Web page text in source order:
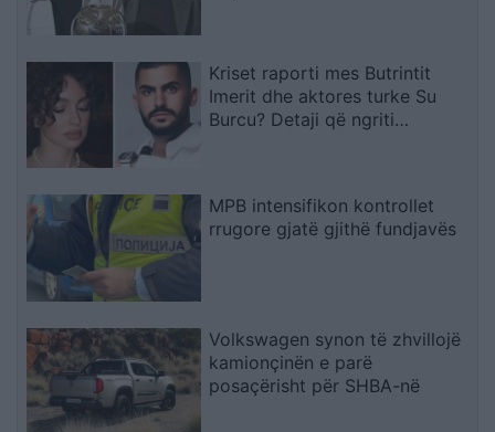
Kriset raporti mes Butrintit
Imerit dhe aktores turke Su
Burcu? Detaji që ngriti
MPB intensifikon kontrollet
rrugore gjatë gjithë fundjavës
Volkswagen synon të zhvillojë
kamionçinën e parë
posaçërisht për SHBA-në